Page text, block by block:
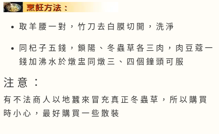
取 羊 腰 一 對 ， 竹 刀 去 白 膜 切 開 ， 洗 淨
同 杞 子 五 錢 ， 鎖 陽 、 冬 蟲 草 各 三 肉 ， 肉 豆 蔻 一
錢 加 沸 水 於 燉 盅 同 燉 三 、 四 個 鐘 頭 可 服
注 意 ：
有 不 法 商 人 以 地 蠶 來 冒 充 真 正 冬 蟲 草 ， 所 以 購 買
時 小 心 ， 最 好 購 買 一 些 散 裝